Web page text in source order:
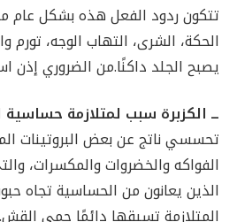
تتكون ردود الفعل هذه بشكل عام
الحكة، الشرى، التهاب الوجه، تورم
يصبح الجلد داكنًا.من الضروري إذن
ــ الكزبرة سبب لمتلازمة
تحسسي ناتج عن بعض البروتينات
الفواكه والخضروات والمكسرات،
الذين يعانون من الحساسية تجاه
المتلازمة تسبقها دائمًا حمى